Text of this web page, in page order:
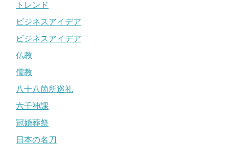
トレンド
ビジネスアイデア
ビジネスアイデア
仏教
儒教
八十八箇所巡礼
六壬神課
冠婚葬祭
日本の名刀